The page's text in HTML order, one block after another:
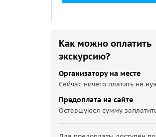
Как можно оплатить
экскурсию?
Организатору на месте
Сейчас ничего платить не
Предоплата на сайте
Оставшуюся сумму